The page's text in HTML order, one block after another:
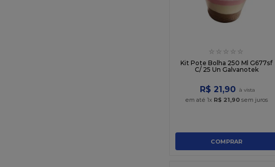
☆ ☆ ☆ ☆ ☆
Kit Pote Bolha 250 Ml G677sf
C/ 25 Un Galvanotek
R$ 21 ,90
em até 1x R$ 21,90 sem juros
COMPRAR